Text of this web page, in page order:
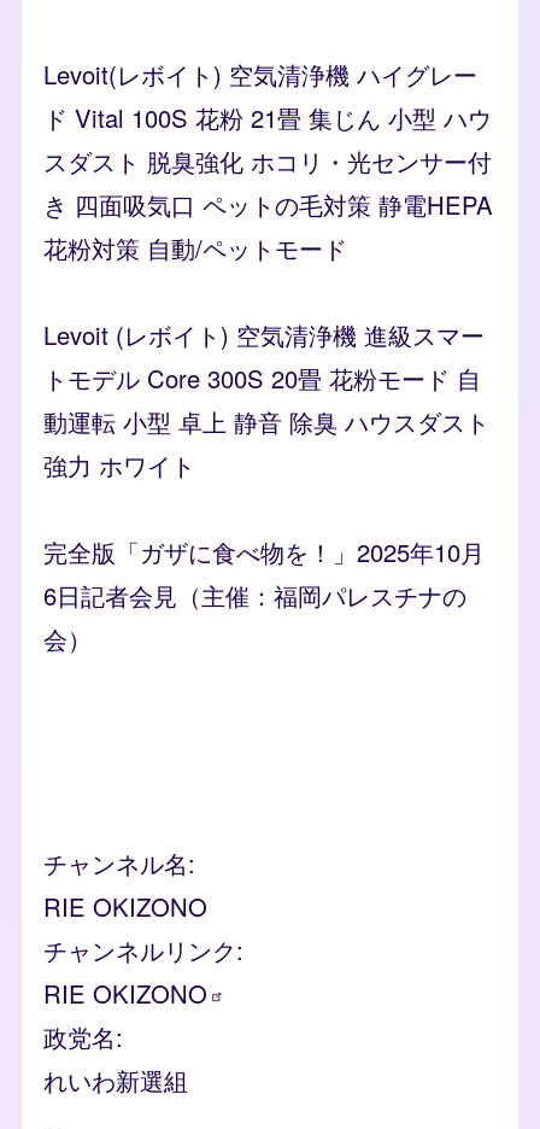
Levoit(レボイト) 空気清浄機 ハイグレー
ド Vital 100S 花粉 21畳 集じん 小型 ハウ
スダスト 脱臭強化 ホコリ・光センサー付
き 四面吸気口 ペットの毛対策 静電HEPA
花粉対策 自動/ペットモード
Levoit (レボイト) 空気清浄機 進級スマー
トモデル Core 300S 20畳 花粉モード 自
動運転 小型 卓上 静音 除臭 ハウスダスト
強力 ホワイト
完全版「ガザに食べ物を！」2025年10月
6日記者会見（主催：福岡パレスチナの
会）
チャンネル名
RIE OKIZONO
チャンネルリンク
RIE OKIZONO
政党名
れいわ新選組